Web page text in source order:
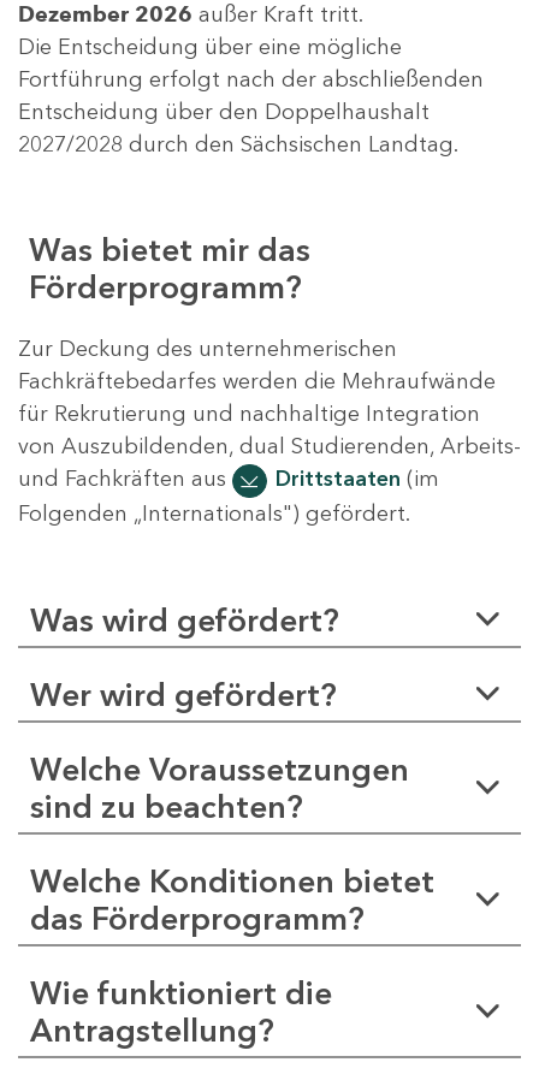
Dezember 2026 außer Kraft tritt.
Die Entscheidung über eine mögliche
Fortführung erfolgt nach der abschließenden
Entscheidung über den Doppelhaushalt
2027/2028 durch den Sächsischen Landtag.
Was bietet mir das
Förderprogramm?
Zur Deckung des unternehmerischen
Fachkräftebedarfes werden die Mehraufwände
für Rekrutierung und nachhaltige Integration
von Auszubildenden, dual Studierenden, Arbeits-
und Fachkräften aus
Drittstaaten (im
Folgenden „Internationals") gefördert.
Was wird gefördert?
Wer wird gefördert?
Welche Voraussetzungen
sind zu beachten?
Welche Konditionen bietet
das Förderprogramm?
Wie funktioniert die
Antragstellung?